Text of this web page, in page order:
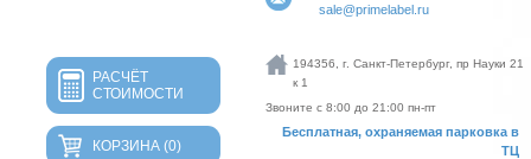
sale@primelabel.ru
РАСЧЁТ
СТОИМОСТИ
КОРЗИНА (0)
194356, г. Санкт-Петербург, пр Науки 21
к 1
Звоните с 8:00 до 21:00 пн-пт
Бесплатная, охраняемая парковка в
ТЦ